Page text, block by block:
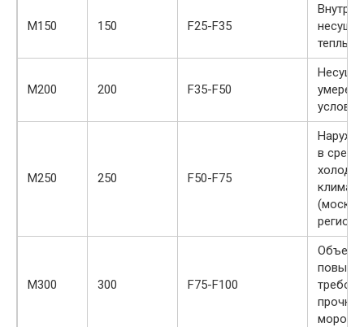
М150 150 F25-F35
теплых
М200 200 F35-F50
М250 250 F50-F75
в
регион)
М300 300 F75-F100